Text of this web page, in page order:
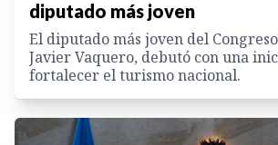
diputado más joven
El diputado más joven del
Javier Vaquero, debutó con una
fortalecer el turismo nacional.